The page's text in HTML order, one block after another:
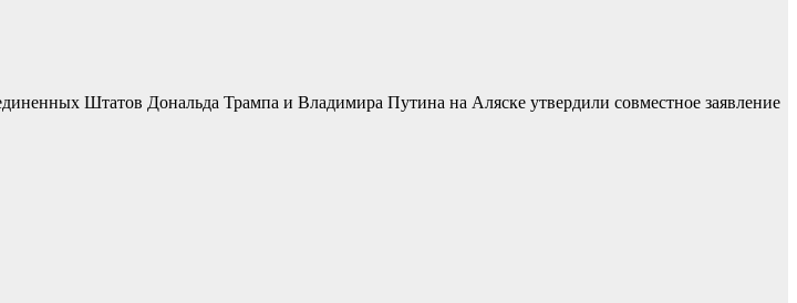
Штатов Дональда Трампа и Владимира Путина на Аляске утвердили совместное заявление